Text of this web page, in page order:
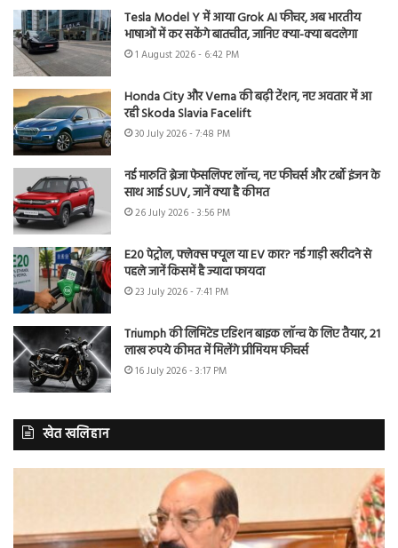
Tesla Model Y में आया Grok AI फीचर, अब भारतीय
भाषाओं में कर सकेंगे बातचीत, जानिए क्या-क्या बदलेगा
1 August 2026 - 6:42 PM
Honda City और Verna की बढ़ी टेंशन, नए अवतार में आ
रही Skoda Slavia Facelift
30 July 2026 - 7:48 PM
नई मारुति ब्रेजा फेसलिफ्ट लॉन्च, नए फीचर्स और टर्बो इंजन के
साथ आई SUV, जानें क्या है कीमत
26 July 2026 - 3:56 PM
E20 पेट्रोल, फ्लेक्स फ्यूल या EV कार? नई गाड़ी खरीदने से
पहले जानें किसमें है ज्यादा फायदा
23 July 2026 - 7:41 PM
Triumph की लिमिटेड एडिशन बाइक लॉन्च के लिए तैयार, 21
लाख रुपये कीमत में मिलेंगे प्रीमियम फीचर्स
16 July 2026 - 3:17 PM
खेत खलिहान